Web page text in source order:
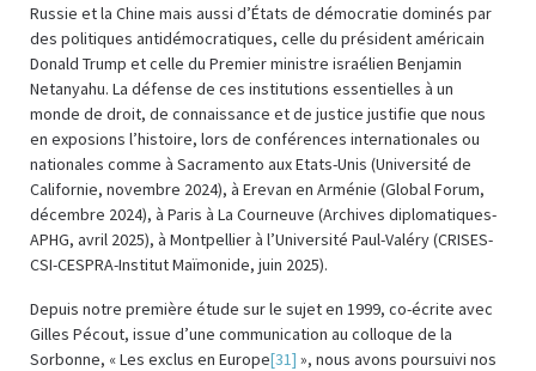
Russie et la Chine mais aussi d’États de démocratie dominés par
des politiques antidémocratiques, celle du président américain
Donald Trump et celle du Premier ministre israélien Benjamin
Netanyahu. La défense de ces institutions essentielles à un
monde de droit, de connaissance et de justice justifie que nous
en exposions l’histoire, lors de conférences internationales ou
nationales comme à Sacramento aux Etats-Unis (Université de
Californie, novembre 2024), à Erevan en Arménie (Global Forum,
décembre 2024), à Paris à La Courneuve (Archives diplomatiques-
APHG, avril 2025), à Montpellier à l’Université Paul-Valéry (CRISES-
CSI-CESPRA-Institut Maïmonide, juin 2025).
Depuis notre première étude sur le sujet en 1999, co-écrite avec
Gilles Pécout, issue d’une communication au colloque de la
Sorbonne, « Les exclus en Europe[31] », nous avons poursuivi nos